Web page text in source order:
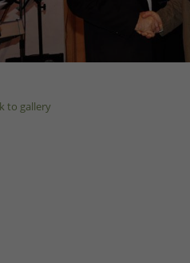
to gallery